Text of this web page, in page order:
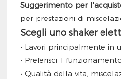
Suggerimento per
per prestazioni di
Scegli uno shaker
• Lavori principalmente in
• Preferisci il
• Qualità della vita,